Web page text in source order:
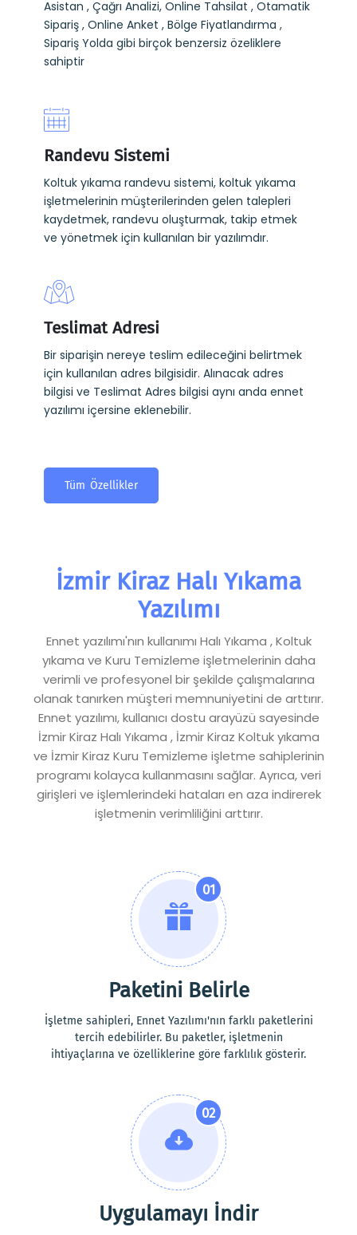
Asistan , Çağrı Analizi, Online Tahsilat , Otamatik
Sipariş , Online Anket , Bölge Fiyatlandırma ,
Sipariş Yolda gibi birçok benzersiz özeliklere
sahiptir
Randevu Sistemi
Koltuk yıkama randevu sistemi, koltuk yıkama
işletmelerinin müşterilerinden gelen talepleri
kaydetmek, randevu oluşturmak, takip etmek
ve yönetmek için kullanılan bir yazılımdır.
Teslimat Adresi
Bir siparişin nereye teslim edileceğini belirtmek
için kullanılan adres bilgisidir. Alınacak adres
bilgisi ve Teslimat Adres bilgisi aynı anda ennet
yazılımı içersine eklenebilir.
Tüm Özellikler
İzmir Kiraz Halı Yıkama
Yazılımı
Ennet yazılımı'nın kullanımı Halı Yıkama , Koltuk
yıkama ve Kuru Temizleme işletmelerinin daha
verimli ve profesyonel bir şekilde çalışmalarına
olanak tanırken müşteri memnuniyetini de arttırır.
Ennet yazılımı, kullanıcı dostu arayüzü sayesinde
İzmir Kiraz Halı Yıkama , İzmir Kiraz Koltuk yıkama
ve İzmir Kiraz Kuru Temizleme işletme sahiplerinin
programı kolayca kullanmasını sağlar. Ayrıca, veri
girişleri ve işlemlerindeki hataları en aza indirerek
işletmenin verimliliğini arttırır.
01
Paketini Belirle
İşletme sahipleri, Ennet Yazılımı'nın farklı paketlerini
tercih edebilirler. Bu paketler, işletmenin
ihtiyaçlarına ve özelliklerine göre farklılık gösterir.
02
Uygulamayı İndir